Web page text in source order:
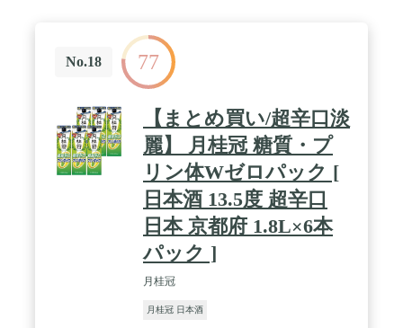
No.18 77
【まとめ買い/超辛口淡
麗】 月桂冠 糖質・プ
リン体Wゼロパック [
日本酒 13.5度 超辛口
日本 京都府 1.8L×6本
パック ]
月桂冠
月桂冠 日本酒